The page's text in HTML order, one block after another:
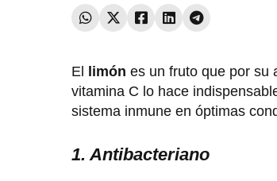
El limón es un fruto que por su
vitamina C lo hace
sistema inmune en óptimas
1. Antibacteriano